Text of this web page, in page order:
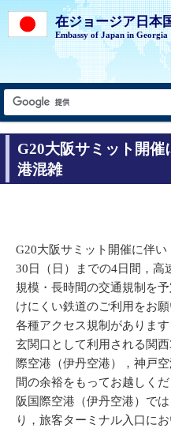
在ジョージア日本
Embassy of Japan in Georgia
G20大阪サミット開
港混雑
G20大阪サミット開催に伴い
30日（日）までの4日間，高
規模・長時間の交通規制を
けにくい鉄道のご利用をお願
各種アクセス規制がありま
玄関口として利用される関
際空港（伊丹空港），神戸
間の余裕をもってお越しく
阪国際空港（伊丹空港）で
り，旅客ターミナル入口に